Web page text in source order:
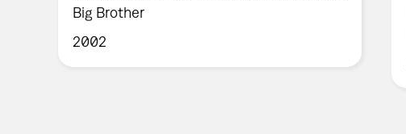
Big Brother
2002